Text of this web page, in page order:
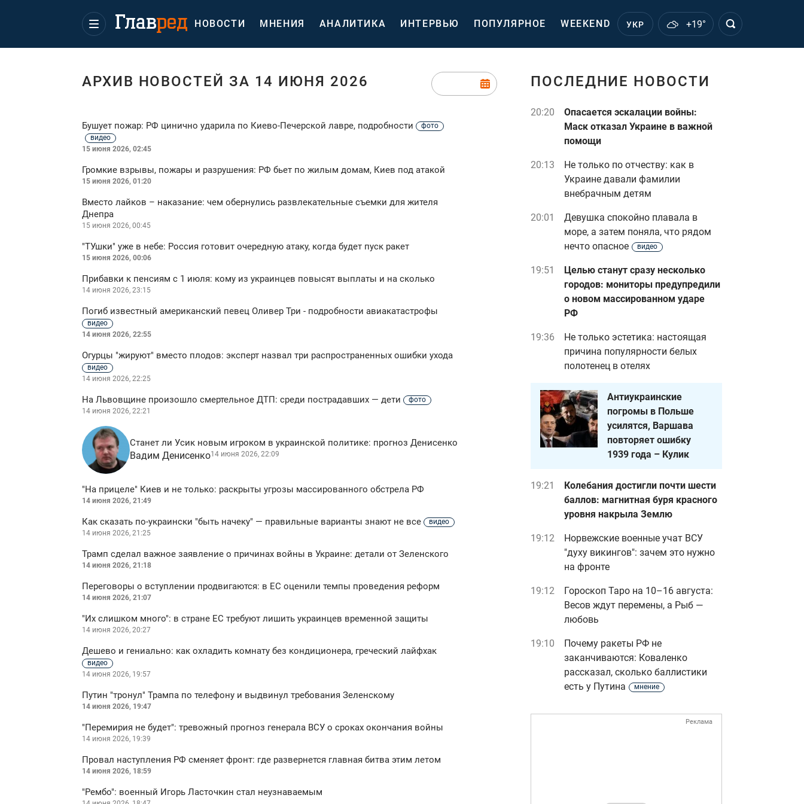
НОВОСТИ МНЕНИЯ АНАЛИТИКА ИНТЕРВЬЮ ПОПУЛЯРНОЕ WEEKEND УКР +19°
АРХИВ НОВОСТЕЙ ЗА 14 ИЮНЯ 2026
Бушует пожар: РФ цинично ударила по Киево-Печерской лавре, подробности
фото
видео
15 июня 2026, 02:45
Громкие взрывы, пожары и разрушения: РФ бьет по жилым домам, Киев под атакой
15 июня 2026, 01:20
Вместо лайков – наказание: чем обернулись развлекательные съемки для жителя
Днепра
15 июня 2026, 00:45
"ТУшки" уже в небе: Россия готовит очередную атаку, когда будет пуск ракет
15 июня 2026, 00:06
Прибавки к пенсиям с 1 июля: кому из украинцев повысят выплаты и на сколько
14 июня 2026, 23:15
Погиб известный американский певец Оливер Три - подробности авиакатастрофы
видео
14 июня 2026, 22:55
Огурцы "жируют" вместо плодов: эксперт назвал три распространенных ошибки ухода
видео
14 июня 2026, 22:25
На Львовщине произошло смертельное ДТП: среди пострадавших — дети
фото
14 июня 2026, 22:21
Станет ли Усик новым игроком в украинской политике: прогноз Денисенко
Вадим Денисенко14 июня 2026, 22:09
"На прицеле" Киев и не только: раскрыты угрозы массированного обстрела РФ
14 июня 2026, 21:49
Как сказать по-украински "быть начеку" — правильные варианты знают не все
видео
14 июня 2026, 21:25
Трамп сделал важное заявление о причинах войны в Украине: детали от Зеленского
14 июня 2026, 21:18
Переговоры о вступлении продвигаются: в ЕС оценили темпы проведения реформ
14 июня 2026, 21:07
"Их слишком много": в стране ЕС требуют лишить украинцев временной защиты
14 июня 2026, 20:27
Дешево и гениально: как охладить комнату без кондиционера, греческий лайфхак
видео
14 июня 2026, 19:57
Путин "тронул" Трампа по телефону и выдвинул требования Зеленскому
14 июня 2026, 19:47
"Перемирия не будет": тревожный прогноз генерала ВСУ о сроках окончания войны
14 июня 2026, 19:39
Провал наступления РФ сменяет фронт: где развернется главная битва этим летом
14 июня 2026, 18:59
"Рембо": военный Игорь Ласточкин стал неузнаваемым
ПОСЛЕДНИЕ НОВОСТИ
20:20
Опасается эскалации войны:
Маск отказал Украине в важной
помощи
20:13
Не только по отчеству: как в
Украине давали фамилии
внебрачным детям
20:01
Девушка спокойно плавала в
море, а затем поняла, что рядом
нечто опасное
видео
19:51
Целью станут сразу несколько
городов: мониторы предупредили
о новом массированном ударе
РФ
19:36
Не только эстетика: настоящая
причина популярности белых
полотенец в отелях
Антиукраинские
погромы в Польше
усилятся, Варшава
повторяет ошибку
1939 года – Кулик
19:21
Колебания достигли почти шести
баллов: магнитная буря красного
уровня накрыла Землю
19:12
Норвежские военные учат ВСУ
"духу викингов": зачем это нужно
на фронте
19:12
Гороскоп Таро на 10–16 августа:
Весов ждут перемены, а Рыб —
любовь
19:10
Почему ракеты РФ не
заканчиваются: Коваленко
рассказал, сколько баллистики
есть у Путина
мнение
Реклама